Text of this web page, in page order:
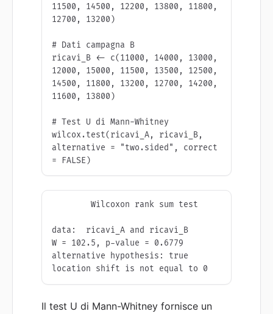
11500, 14500, 12200, 13800, 11800,
12700, 13200)
# Dati campagna B
ricavi_B <- c(11000, 14000, 13000,
12000, 15000, 11500, 13500, 12500,
14500, 11800, 13200, 12700, 14200,
11600, 13800)
# Test U di Mann-Whitney
wilcox.test(ricavi_A, ricavi_B,
alternative = "two.sided", correct
= FALSE)
	Wilcoxon rank sum test
data:  ricavi_A and ricavi_B
W = 102.5, p-value = 0.6779
alternative hypothesis: true
location shift is not equal to 0
Il test U di Mann-Whitney fornisce un